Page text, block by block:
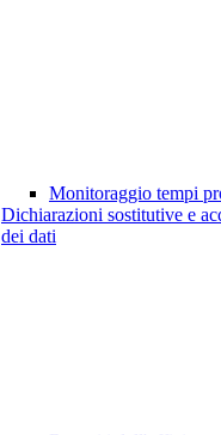
Monitoraggio tempi
Dichiarazioni sostitutive e
dei dati